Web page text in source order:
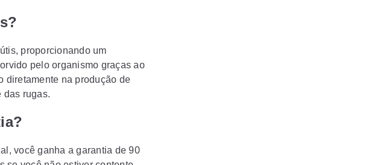
proporcionando um
pelo organismo graças ao
diretamente na produção de
das rugas.
você ganha a garantia de 90